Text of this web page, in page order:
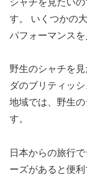
す。 いくつかの
パフォーマンスを
野生のシャチを
ダのブリティッ
地域では、野生
す。
日本からの旅行
ーズがあると便